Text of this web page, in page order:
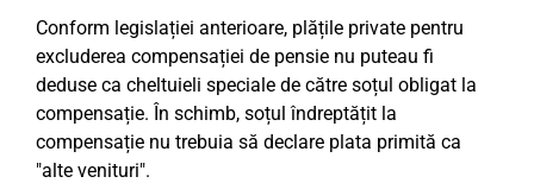
Conform legislației anterioare, plățile private pentru
excluderea compensației de pensie nu puteau fi
deduse ca cheltuieli speciale de către soțul obligat la
compensație. În schimb, soțul îndreptățit la
compensație nu trebuia să declare plata primită ca
"alte venituri".